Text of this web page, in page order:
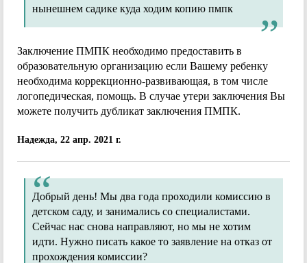
нынешнем садике куда ходим копию пмпк
Заключение ПМПК необходимо предоставить в
образовательную организацию если Вашему ребенку
необходима коррекционно-развивающая, в том числе
логопедическая, помощь. В случае утери заключения Вы
можете получить дубликат заключения ПМПК.
Надежда, 22 апр. 2021 г.
Добрый день! Мы два года проходили комиссию в
детском саду, и занимались со специалистами.
Сейчас нас снова направляют, но мы не хотим
идти. Нужно писать какое то заявление на отказ от
прохождения комиссии?